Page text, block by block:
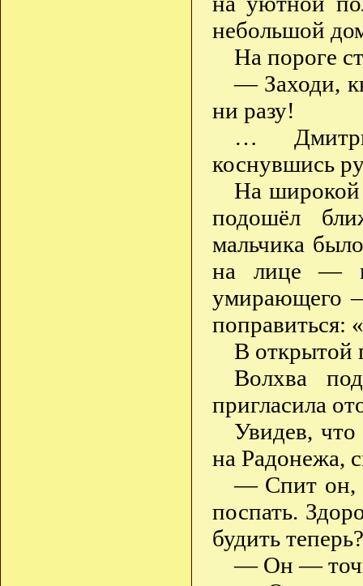
небольшой
На пороге
— Заходи,
ни разу!
…
коснувшись
На широкой
подошёл
мальчика
на лице —
умирающего
поправиться:
В открытой
Волхва
пригласила
Увидев,
на Радонежа,
— Спит он,
поспать.
будить теперь?
— Он —